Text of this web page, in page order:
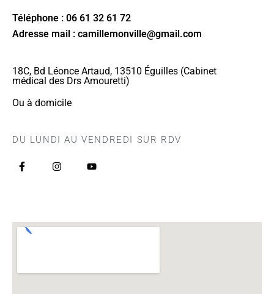
Téléphone : 06 61 32 61 72
Adresse mail : camillemonville@gmail.com
18C, Bd Léonce Artaud, 13510 Éguilles (Cabinet
médical des Drs Amouretti)
Ou à domicile
DU LUNDI AU VENDREDI SUR RDV